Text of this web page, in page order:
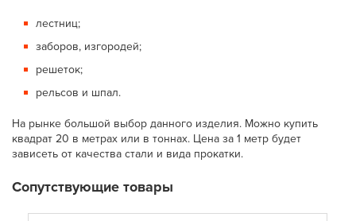
лестниц;
заборов, изгородей;
решеток;
рельсов и шпал.
На рынке большой выбор данного изделия. Можно купить
квадрат 20 в метрах или в тоннах. Цена за 1 метр будет
зависеть от качества стали и вида прокатки.
Сопутствующие товары